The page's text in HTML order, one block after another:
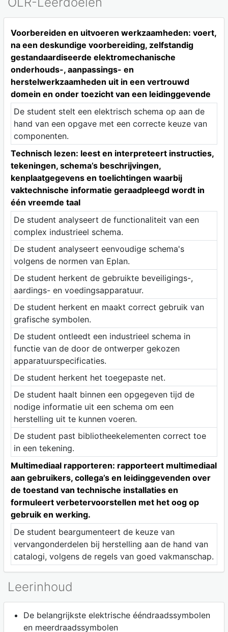
Voorbereiden en uitvoeren werkzaamheden: voert,
na een deskundige voorbereiding, zelfstandig
gestandaardiseerde elektromechanische
onderhouds-, aanpassings- en
herstelwerkzaamheden uit in een vertrouwd
domein en onder toezicht van een leidinggevende
De student stelt een elektrisch schema op aan de
hand van een opgave met een correcte keuze van
componenten.
Technisch lezen: leest en interpreteert instructies,
tekeningen, schema’s beschrijvingen,
kenplaatgegevens en toelichtingen waarbij
vaktechnische informatie geraadpleegd wordt in
één vreemde taal
De student analyseert de functionaliteit van een
complex industrieel schema.
De student analyseert eenvoudige schema's
volgens de normen van Eplan.
De student herkent de gebruikte beveiligings-,
aardings- en voedingsapparatuur.
De student herkent en maakt correct gebruik van
grafische symbolen.
De student ontleedt een industrieel schema in
functie van de door de ontwerper gekozen
apparatuurspecificaties.
De student herkent het toegepaste net.
De student haalt binnen een opgegeven tijd de
nodige informatie uit een schema om een
herstelling uit te kunnen voeren.
De student past bibliotheekelementen correct toe
in een tekening.
Multimediaal rapporteren: rapporteert multimediaal
aan gebruikers, collega’s en leidinggevenden over
de toestand van technische installaties en
formuleert verbetervoorstellen met het oog op
gebruik en werking.
De student beargumenteert de keuze van
vervangonderdelen bij herstelling aan de hand van
catalogi, volgens de regels van goed vakmanschap.
Leerinhoud
De belangrijkste elektrische ééndraadssymbolen
en meerdraadssymbolen